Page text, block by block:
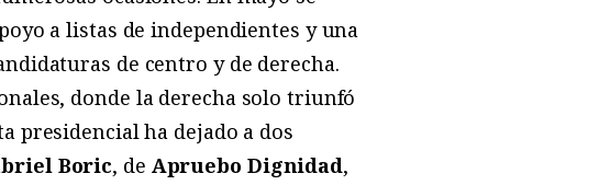
a listas de independientes y una
de centro y de derecha.
donde la derecha solo triunfó
presidencial ha dejado a dos
Boric, de Apruebo Dignidad,